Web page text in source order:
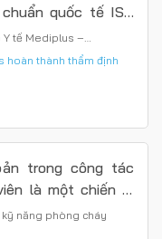
quốc tế ISO
Y tế Mediplus –…
hoàn thành thẩm định
trong công tác
là một chiến sĩ
năng phòng cháy